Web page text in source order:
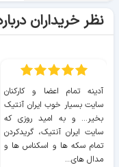
نظر خریداران
آدینه تمام اعضا و کارکنان
سایت بسیار خوب ايران آنتیک
بخیر... و به امید روزی که
سایت ايران آنتیک، گریدکردن
تمام سکه ها و اسکناس ها و
مدال های...